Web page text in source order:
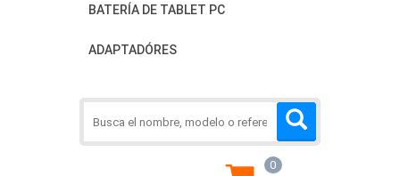
BATERÍA DE TABLET PC
ADAPTADÓRES
0